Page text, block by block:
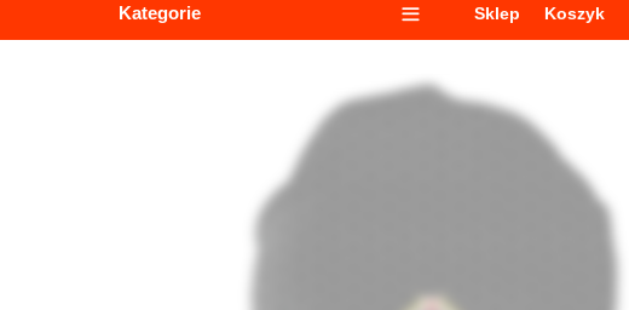
Kategorie Sklep Koszyk